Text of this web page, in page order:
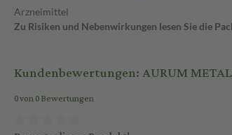
Arzneimittel
Zu Risiken und Nebenwirkungen lesen Sie die
Kundenbewertungen: AURUM
0 von 0 Bewertungen